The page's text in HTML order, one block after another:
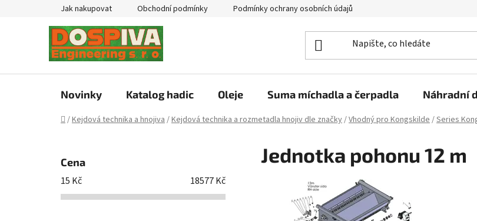
Jak nakupovat Obchodní podmínky Podmínky ochrany osobních údajů
Novinky Katalog hadic Oleje Suma míchadla a čerpadla Náhradní
Domů
/Kejdová technika a hnojiva/Kejdová technika a rozmetadla hnojiv dle značky/Vhodný pro Kongskilde/Series
Cena
15 Kč 18577Kč
Jednotka pohonu 12 m